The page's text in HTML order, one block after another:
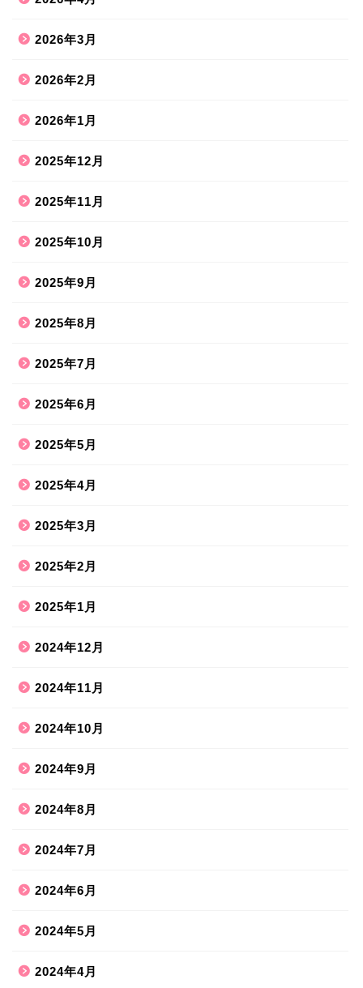
2026年3月
2026年2月
2026年1月
2025年12月
2025年11月
2025年10月
2025年9月
2025年8月
2025年7月
2025年6月
2025年5月
2025年4月
2025年3月
2025年2月
2025年1月
2024年12月
2024年11月
2024年10月
2024年9月
2024年8月
2024年7月
2024年6月
2024年5月
2024年4月